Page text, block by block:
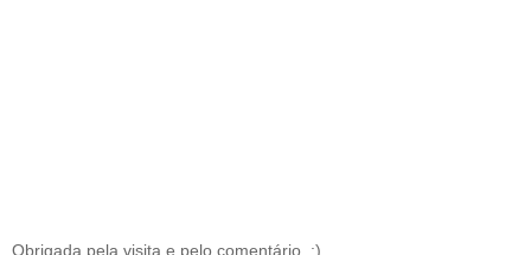
Obrigada pela visita e pelo comentário. :)